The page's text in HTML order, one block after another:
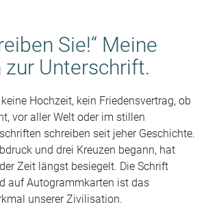
Sie!“ Meine
zur Unterschrift.
Hochzeit, kein Friedensvertrag, ob
vor aller Welt oder im stillen
schreiben seit jeher Geschichte.
und drei Kreuzen begann, hat
Zeit längst besiegelt. Die Schrift
auf Autogrammkarten ist das
unserer Zivilisation.